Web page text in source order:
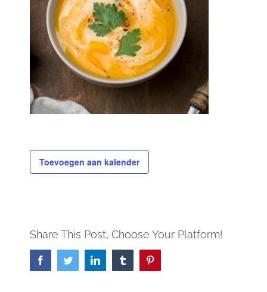
Toevoegen aan kalender
Share This Post, Choose Your Platform!
FacebookTwitterLinkedIn Tumblr